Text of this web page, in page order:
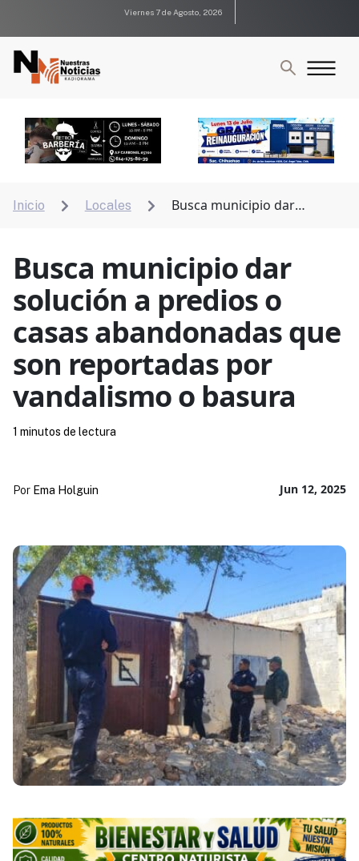
Viernes 7 de Agosto, 2026
Inicio  Locales 
Busca municipio dar
Busca municipio dar
solución a predios o
casas abandonadas que
son reportadas por
vandalismo o basura
Jun 12, 2025
Por Ema Holguin
1 minutos de lectura